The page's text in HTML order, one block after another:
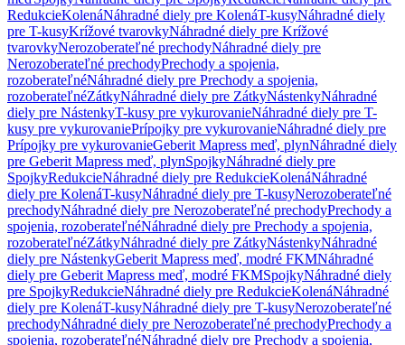
RedukcieKolenáNáhradné diely pre KolenáT-kusyNáhradné diely
pre T-kusyKrížové tvarovkyNáhradné diely pre Krížové
tvarovkyNerozoberateľné prechodyNáhradné diely pre
Nerozoberateľné prechodyPrechody a spojenia,
rozoberateľnéNáhradné diely pre Prechody a spojenia,
rozoberateľnéZátkyNáhradné diely pre ZátkyNástenkyNáhradné
diely pre NástenkyT-kusy pre vykurovanieNáhradné diely pre T-
kusy pre vykurovaniePrípojky pre vykurovanieNáhradné diely pre
Prípojky pre vykurovanieGeberit Mapress meď, plynNáhradné diely
pre Geberit Mapress meď, plynSpojkyNáhradné diely pre
SpojkyRedukcieNáhradné diely pre RedukcieKolenáNáhradné
diely pre KolenáT-kusyNáhradné diely pre T-kusyNerozoberateľné
prechodyNáhradné diely pre Nerozoberateľné prechodyPrechody a
spojenia, rozoberateľnéNáhradné diely pre Prechody a spojenia,
rozoberateľnéZátkyNáhradné diely pre ZátkyNástenkyNáhradné
diely pre NástenkyGeberit Mapress meď, modré FKMNáhradné
diely pre Geberit Mapress meď, modré FKMSpojkyNáhradné diely
pre SpojkyRedukcieNáhradné diely pre RedukcieKolenáNáhradné
diely pre KolenáT-kusyNáhradné diely pre T-kusyNerozoberateľné
prechodyNáhradné diely pre Nerozoberateľné prechodyPrechody a
spojenia, rozoberateľnéNáhradné diely pre Prechody a spojenia,